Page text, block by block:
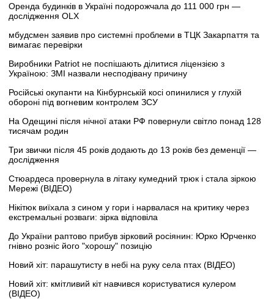
Оренда будинків в Україні подорожчала до 111 000 грн —
дослідження OLX
мбудсмен заявив про системні проблеми в ТЦК Закарпаття та
вимагає перевірки
Виробники Patriot не поспішають ділитися ліцензією з
Україною: ЗМІ назвали несподівану причину
Російські окупанти на Кінбурнській косі опинилися у глухій
обороні під вогневим контролем ЗСУ
На Одещині після нічної атаки РФ повернули світло понад 128
тисячам родин
Три звички після 45 років додають до 13 років без деменції —
дослідження
Стюардеса провернула в літаку кумедний трюк і стала зіркою
Мережі (ВІДЕО)
Нікітюк виїхала з сином у гори і нарвалася на критику через
екстремальні розваги: зірка відповіла
До України раптово прибув зірковий росіянин: Юрко Юрченко
гнівно розніс його "хорошу" позицію
Новий хіт: парашутисту в небі на руку села птах (ВІДЕО)
Новий хіт: кмітливий кіт навчився користуватися кулером
(ВІДЕО)